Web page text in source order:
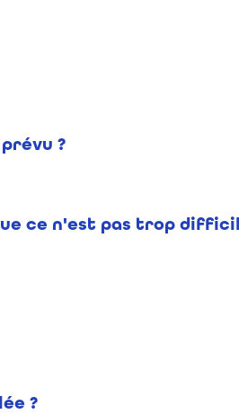
?
ce n'est pas trop
?